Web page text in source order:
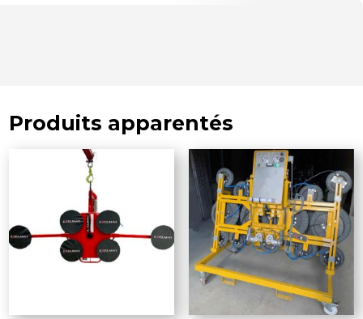
Produits apparentés